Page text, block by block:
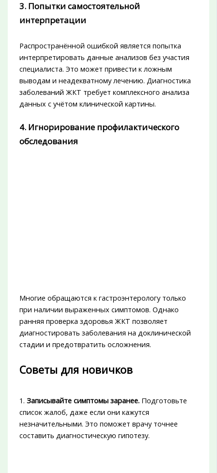
3. Попытки самостоятельной
интерпретации
Распространённой ошибкой является попытка
интерпретировать данные анализов без участия
специалиста. Это может привести к ложным
выводам и неадекватному лечению. Диагностика
заболеваний ЖКТ требует комплексного анализа
данных с учётом клинической картины.
4. Игнорирование профилактического
обследования
Многие обращаются к гастроэнтерологу только
при наличии выраженных симптомов. Однако
ранняя проверка здоровья ЖКТ позволяет
диагностировать заболевания на доклинической
стадии и предотвратить осложнения.
Советы для новичков
1. Записывайте симптомы заранее.Подготовьте
список жалоб, даже если они кажутся
незначительными. Это поможет врачу точнее
составить диагностическую гипотезу.